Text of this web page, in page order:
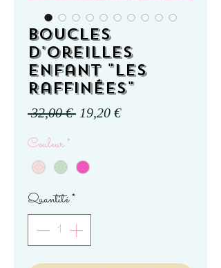
Boucles
d'oreilles
enfant "Les
Raffinées"
32,00 € Prix
19,20 €Prix
Couleur*
Quantité*